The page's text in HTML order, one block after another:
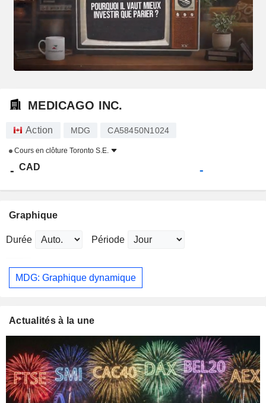
MEDICAGO INC.
Action MDG CA58450N1024
Cours en clôture Toronto S.E.
- CAD -
Graphique
Durée Période
MDG: Graphique dynamique
Actualités à la une